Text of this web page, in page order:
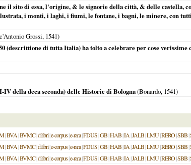
il sito di essa, l'origine, & le signorie della città, & delle castella,
i monti, i laghi, i fiumi, le fontane, i bagni, le minere, con
Grossi, 1541)
(descrittione di tutta Italia) ha tolto a celebrare per cose
della deca seconda) delle Historie di Bologna(Bonardo, 1541)
|BVA|BVMC|dilibri|e-corpus|e-rara|FDUS|GB|HAB|IA|JALB|LMU|RERO|SBB|
|BVA|BVMC|dilibri|e-corpus|e-rara|FDUS|GB|HAB|IA|JALB|LMU|RERO|SBB|
|BVA|BVMC|dilibri|e-corpus|e-rara|FDUS|GB|HAB|IA|JALB|LMU|RERO|SBB|